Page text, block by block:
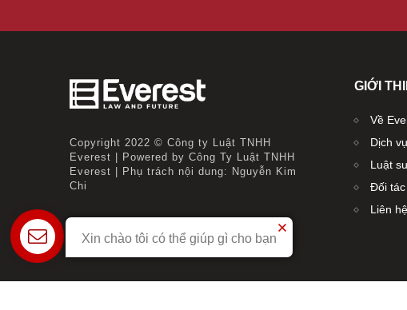
Copyright 2022 © Công ty Luật TNHH
Everest | Powered by Công Ty Luật TNHH
Everest | Phụ trách nội dung: Nguyễn Kim
Chi
GIỚI
Về
Dịch vụ
Luật
Đối tác
Liên hệ
Xin chào tôi có thể giúp gì cho bạn